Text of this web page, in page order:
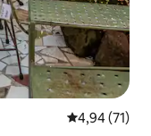
Évaluation
4,94 (71)